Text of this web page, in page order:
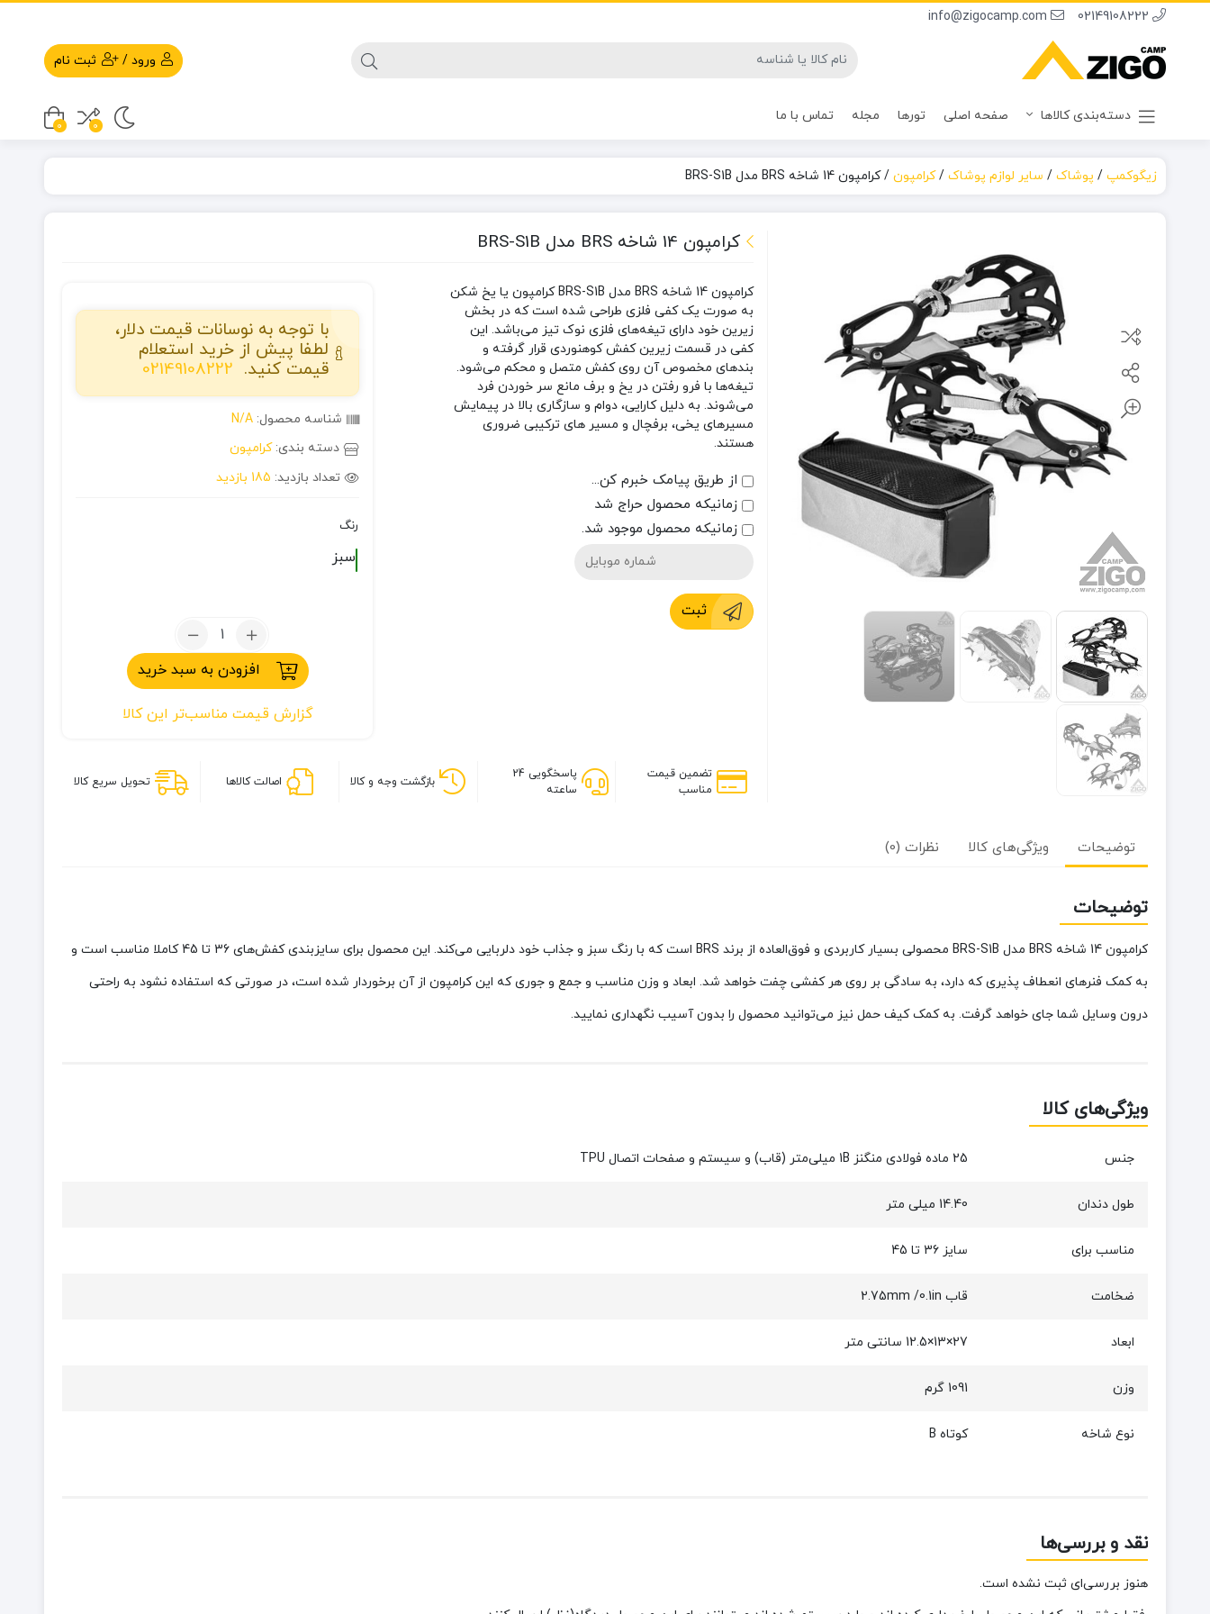
02149108222
info@zigocamp.com
ورود / ثبت نام
دسته‌بندی کالاها صفحه اصلی تورها مجله تماس با ما
0
0
زیگوکمپ/ پوشاک/ سایر لوازم پوشاک/کرامپون/کرامپون 14 شاخه BRS مدل BRS-S1B
کرامپون 14 شاخه BRS مدل BRS-S1B
کرامپون 14 شاخه BRS مدل BRS-S1B
کرامپون یا یخ‌ شکن
به صورت یک کفی فلزی طراحی شده است که در بخش
زیرین خود دارای تیغه‌های فلزی نوک تیز می‌باشد. این
کفی در قسمت زیرین کفش کوهنوردی قرار گرفته و
بندهای مخصوص آن روی کفش متصل و محکم می‌شود.
تیغه‌ها با فرو رفتن در یخ و برف مانع سر خوردن فرد
می‌شوند. به دلیل کارایی، دوام و سازگاری بالا در پیمایش
مسیرهای یخی، برفچال و مسیر های ترکیبی ضروری
هستند.
از طریق پیامک خبرم کن...
زمانیکه محصول حراج شد
زمانیکه محصول موجود شد.
ثبت
با توجه به نوسانات قیمت دلار،
لطفا پیش از خرید استعلام
قیمت کنید. 02149108222
شناسه محصول: N/A
دسته بندی:کرامپون
تعداد بازدید: 185 بازدید
رنگ
سبز
تعداد:
کرامپون
14
شاخه
BRS
S1B
افزودن به سبد خرید
گزارش قیمت مناسب‌تر این کالا
تضمین قیمت
مناسب
پاسخگویی 24
ساعته
بازگشت وجه و کالا اصالت کالاها تحویل سریع کالا
توضیحات ویژگی‌های کالا نظرات (0)
توضیحات
کرامپون 14 شاخه BRS مدل BRS-S1B
محصولی بسیار کاربردی و فوق‌العاده از برند BRS است که با رنگ سبز و جذاب خود دلربایی می‌کند. این محصول برای سایزبندی کفش‌های 36 تا 45 کاملا مناسب است و
به کمک فنرهای انعطاف پذیری که دارد، به سادگی بر روی هر کفشی چفت خواهد شد. ابعاد و وزن مناسب و جمع و جوری که این کرامپون از آن برخوردار شده است، در صورتی که استفاده نشود به راحتی
درون وسایل شما جای خواهد گرفت. به کمک کیف حمل نیز می‌توانید محصول را بدون آسیب نگهداری نمایید.
ویژگی‌های کالا
جنس 25 ماده فولادی منگنز ‏1B میلی‌متر (قاب) و سیستم و صفحات اتصال TPU
طول دندان 14.40 میلی متر
مناسب برای سایز 36 تا 45
ضخامت قاب 2.75mm /0.1in
ابعاد 27×13×12.5 سانتی متر
وزن 1091 گرم
نوع شاخه کوتاه B
نقد و بررسی‌ها
هنوز بررسی‌ای ثبت نشده است.